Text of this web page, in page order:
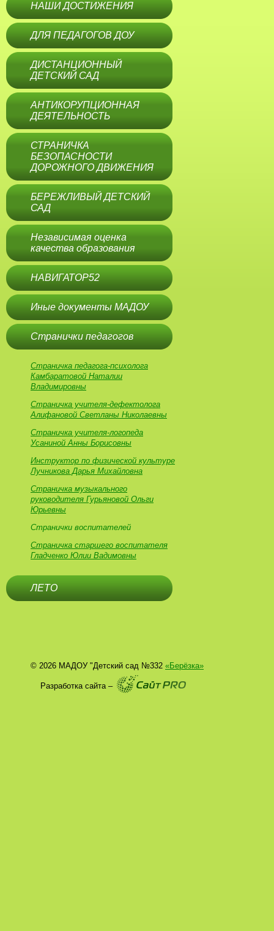
НАШИ ДОСТИЖЕНИЯ
ДЛЯ ПЕДАГОГОВ ДОУ
ДИСТАНЦИОННЫЙ
ДЕТСКИЙ САД
АНТИКОРУПЦИОННАЯ
ДЕЯТЕЛЬНОСТЬ
СТРАНИЧКА
БЕЗОПАСНОСТИ
ДОРОЖНОГО ДВИЖЕНИЯ
БЕРЕЖЛИВЫЙ ДЕТСКИЙ
САД
Независимая оценка
качества образования
НАВИГАТОР52
Иные документы МАДОУ
Странички педагогов
Страничка педагога-психолога
Камбаратовой Наталии
Владимировны
Страничка учителя-дефектолога
Алифановой Светланы Николаевны
Страничка учителя-логопеда
Усаниной Анны Борисовны
Инструктор по физической культуре
Лучникова Дарья Михайловна
Страничка музыкального
руководителя Гурьяновой Ольги
Юрьевны
Странички воспитателей
Страничка старшего воспитателя
Гладченко Юлии Вадимовны
ЛЕТО
© 2026 МАДОУ "Детский сад №332 «Берёзка»
Разработка сайта –